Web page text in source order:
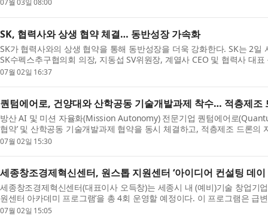
07월 03일 08:00
SK, 협력사와 상생 협약 체결… 동반성장 가속화
SK가 협력사와의 상생 협약을 통해 동반성장을 더욱 강화한다. SK는 2
SK수펙스추구협의회 의장, 지동섭 SV위원장, 계열사 CEO 및 협력사 대
협약...
07월 02일 16:37
퀀텀에어로, 건양대와 산학공동 기술개발과제 착수… 적층제조
방산 AI 및 미션 자율화(Mission Autonomy) 전문기업 퀀텀에어로
협약’ 및 산학공동 기술개발과제 협약을 동시 체결하고, 적층제조 드론
대학교...
07월 02일 15:30
세종창조경제혁신센터, 원스톱 지원센터 ‘아이디어 컨설팅 데이
세종창조경제혁신센터(대표이사 오득창)는 세종시 내 (예비)기술 창업기
원센터 아카데미 프로그램’을 총 4회 운영할 예정이다. 이 프로그램은
정...
07월 02일 15:05